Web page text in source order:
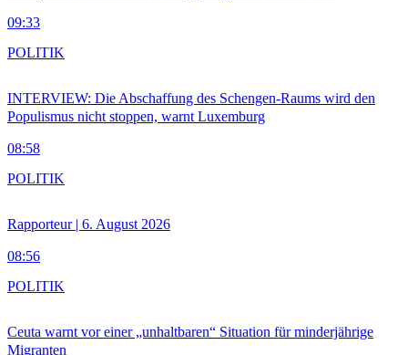
09:33
INTERVIEW: Die Abschaffung des Schengen-Raums wird den
Populismus nicht stoppen, warnt Luxemburg
08:58
POLITIK
Rapporteur | 6. August 2026
08:56
POLITIK
Ceuta warnt vor einer „unhaltbaren“ Situation für minderjährige
Migranten
POLITIK